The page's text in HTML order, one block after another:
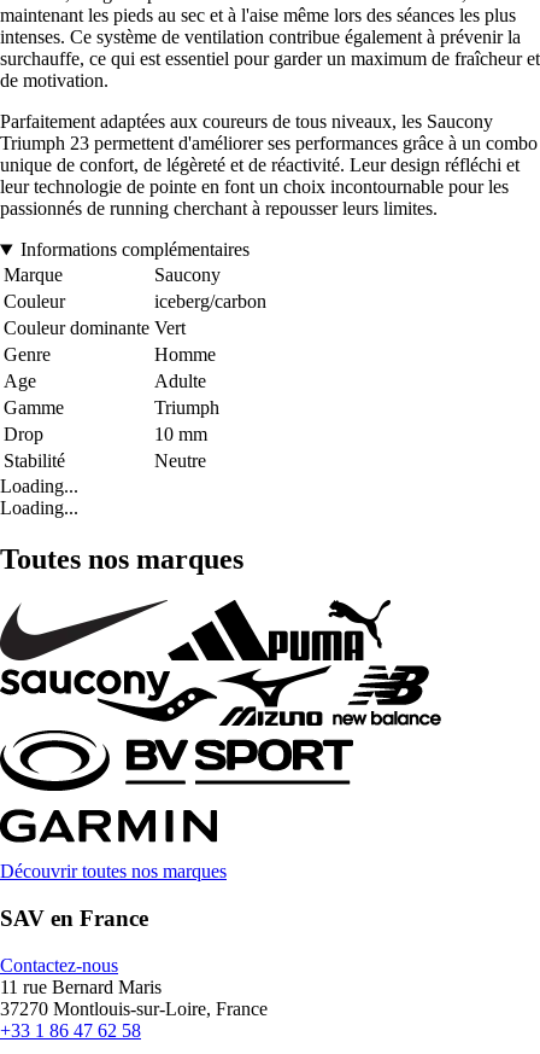
maintenant les pieds au sec et à l'aise même lors des séances les plus
intenses. Ce système de ventilation contribue également à prévenir la
surchauffe, ce qui est essentiel pour garder un maximum de fraîcheur et
de motivation.
Parfaitement adaptées aux coureurs de tous niveaux, les Saucony
Triumph 23 permettent d'améliorer ses performances grâce à un combo
unique de confort, de légèreté et de réactivité. Leur design réfléchi et
leur technologie de pointe en font un choix incontournable pour les
passionnés de running cherchant à repousser leurs limites.
Informations complémentaires
Marque
Saucony
Couleur
iceberg/carbon
Couleur dominante Vert
Genre
Homme
Age
Adulte
Gamme
Triumph
Drop
10 mm
Stabilité
Neutre
Loading...
Loading...
Toutes nos marques
Découvrir toutes nos marques
SAV en France
Contactez-nous
11 rue Bernard Maris
37270 Montlouis-sur-Loire, France
+33 1 86 47 62 58